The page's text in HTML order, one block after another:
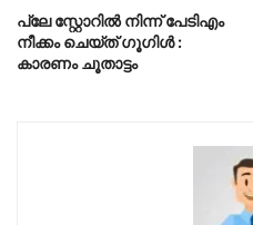
പ്ലേ സ്റ്റോറിൽ നിന്ന് പേടിഎം
നീക്കം ചെയ്ത് ഗൂഗിൾ :
കാരണം ചൂതാട്ടം